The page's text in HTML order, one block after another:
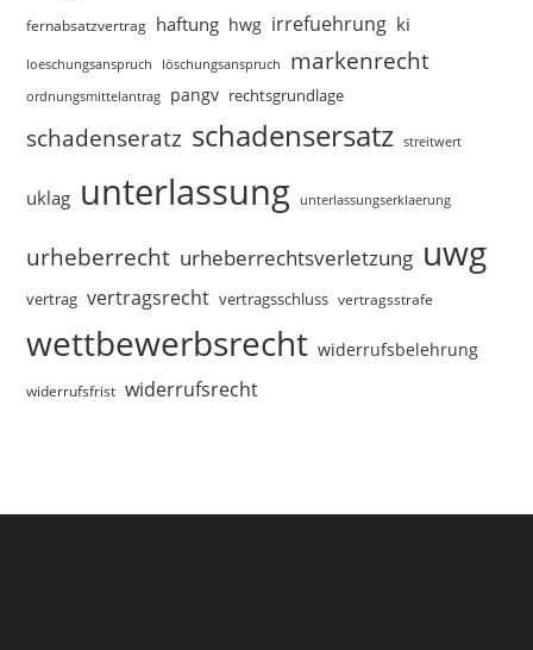
fernabsatzvertrag haftung hwg irrefuehrung ki
loeschungsanspruch löschungsanspruch markenrecht
ordnungsmittelantrag pangv rechtsgrundlage
schadenseratz schadensersatz streitwert
uklag unterlassung unterlassungserklaerung
urheberrecht urheberrechtsverletzung uwg
vertrag vertragsrecht vertragsschluss vertragsstrafe
wettbewerbsrecht widerrufsbelehrung
widerrufsfrist widerrufsrecht